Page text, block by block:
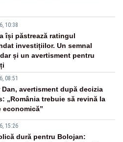
10:38
își păstrează ratingul
investițiilor. Un semnal
și un avertisment pentru
08:51
Dan, avertisment după decizia
„România trebuie să revină la
economică”
15:26
dură pentru Bolojan: